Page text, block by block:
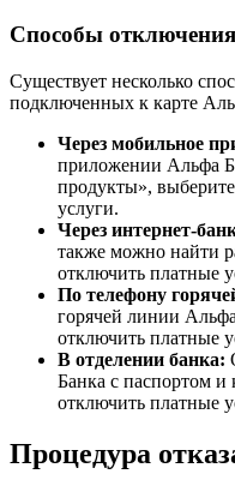
Способы
Существует несколько
подключенных к карте
Через мобильное
приложении Альфа
продукты»,
услуги.
Через интернет-
также можно найти
отключить платные
По телефону
горячей линии
отключить платные
В отделении банка:
Банка с паспортом и
отключить платные
Процедура